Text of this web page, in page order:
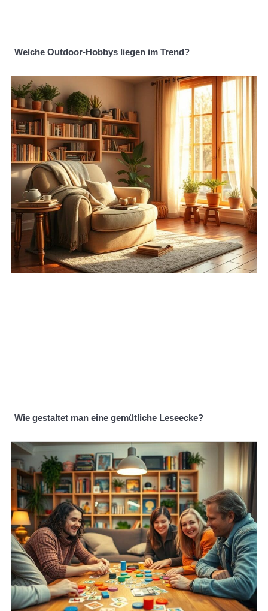
Welche Outdoor-Hobbys liegen im Trend?
Wie gestaltet man eine gemütliche Leseecke?